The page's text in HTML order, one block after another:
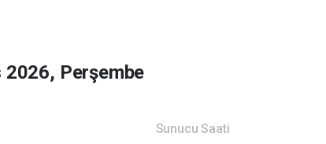
Perşembe
Sunucu Saati